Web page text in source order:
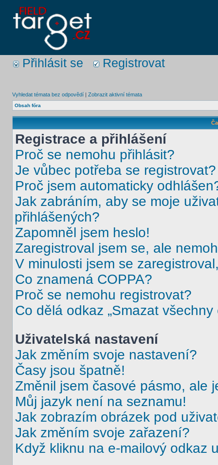
Přihlásit se Registrovat
Vyhledat témata bez odpovědí | Zobrazit aktivní témata
Obsah fóra
Registrace a přihlášení
Proč se nemohu přihlásit?
Je vůbec potřeba se registrovat?
Proč jsem automaticky
Jak zabráním, aby se moje
přihlášených?
Zapomněl jsem heslo!
Zaregistroval jsem se, ale
V minulosti jsem se
Co znamená COPPA?
Proč se nemohu registrovat?
Co dělá odkaz „Smazat všechny
Uživatelská nastavení
Jak změním svoje nastavení?
Časy jsou špatně!
Změnil jsem časové pásmo, ale
Můj jazyk není na seznamu!
Jak zobrazím obrázek pod
Jak změním svoje zařazení?
Když kliknu na e-mailový odkaz